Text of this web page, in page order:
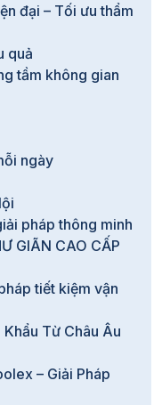
đại – Tối ưu thẩm
quả
tầm không gian
ngày
pháp thông minh
GIÃN CAO CẤP
tiết kiệm vận
Từ Châu Âu
– Giải Pháp